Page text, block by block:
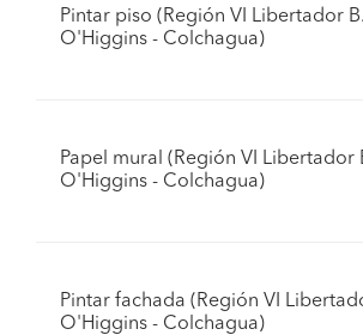
Pintar piso (Región VI Libertador B.
O'Higgins - Colchagua)
Papel mural (Región VI Libertador
O'Higgins - Colchagua)
Pintar fachada (Región VI
O'Higgins - Colchagua)